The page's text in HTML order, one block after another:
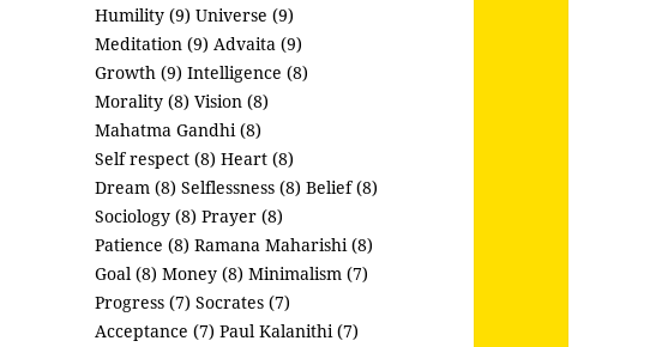
Humility (9) Universe (9)
Meditation (9) Advaita (9)
Growth (9) Intelligence (8)
Morality (8) Vision (8)
Mahatma Gandhi (8)
Self respect (8) Heart (8)
Dream (8) Selflessness (8) Belief (8)
Sociology (8) Prayer (8)
Patience (8) Ramana Maharishi (8)
Goal (8) Money (8) Minimalism (7)
Progress (7) Socrates (7)
Acceptance (7) Paul Kalanithi (7)